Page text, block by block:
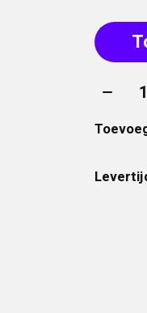
Aantal: